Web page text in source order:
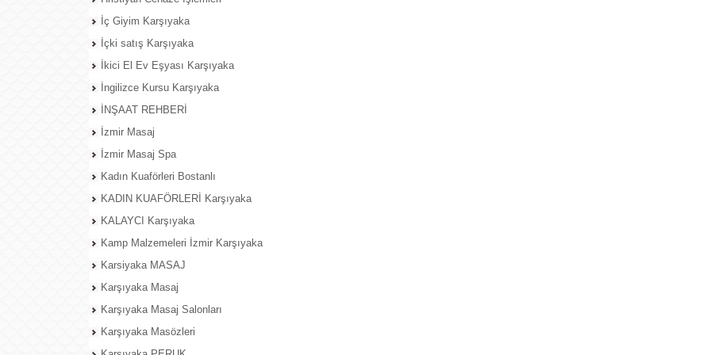
İç Giyim Karşıyaka
İçki satış Karşıyaka
İkici El Ev Eşyası Karşıyaka
İngilizce Kursu Karşıyaka
İNŞAAT REHBERİ
İzmir Masaj
İzmir Masaj Spa
Kadın Kuaförleri Bostanlı
KADIN KUAFÖRLERİ Karşıyaka
KALAYCI Karşıyaka
Kamp Malzemeleri İzmir Karşıyaka
Karsiyaka MASAJ
Karşıyaka Masaj
Karşıyaka Masaj Salonları
Karşıyaka Masözleri